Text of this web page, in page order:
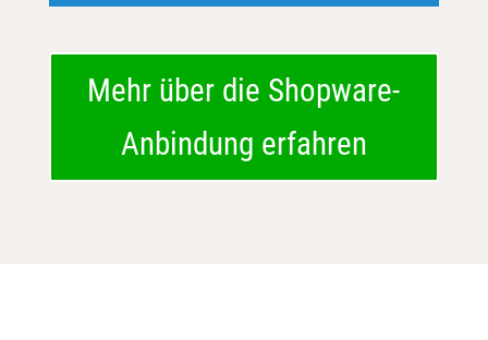
Mehr über die Shopware-
Anbindung erfahren